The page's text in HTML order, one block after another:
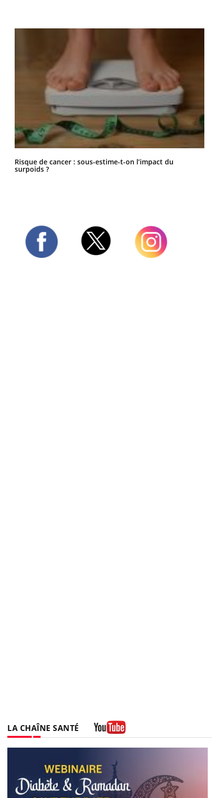
Risque de cancer : sous-estime-t-on l’impact du
surpoids ?
LA CHAÎNE SANTÉ